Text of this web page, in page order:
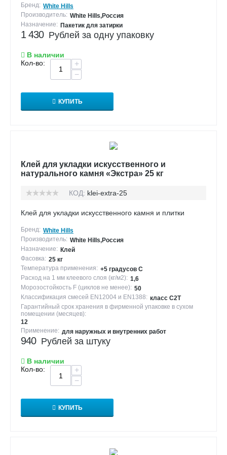
бесплатную консультацию! Наш телефон в Санкт-
Петербурге: +7 (812) 980 - 47 - 47
Подробнее о режиме работы на странице
Применение:
отделки, Для
внутренней отделки,
Для внутренних работ,
Для зоны барбекю, Для
ландшафтного дизайна,
Для наружных работ,
Для отделки стен в
улицы, Для фасада,
Для фундамента,
Габариты
Вес (кг/кв.м): 46,8
Длина(см): 51-52,5
Высота (см):
Толщина (см):
Угловые элементы
Вес (кг/пог.м): 22,3
Вес паллеты с
продукцией (кг):
889,2
Высота (см): 4
Длина (см):
коробок на
24
Бренд: White Hills
Производитель: White Hills,Россия
Назначение: Пакетик для затирки
1 430 Рублей за одну упаковку
В наличии
Кол-во:
+
−
КУПИТЬ
Клей для укладки искусственного и
натурального камня «Экстра» 25 кг
КОД: klei-extra-25
Клей для укладки искусственного камня и плитки
Бренд: White Hills
Производитель: White Hills,Россия
Назначение: Клей
Фасовка: 25 кг
Температура применения: +5 градусов С
Расход на 1 мм клеевого слоя (кг/м2): 1,6
Морозостойкость F (циклов не менее): 50
Классификация смесей EN12004 и EN1388: класс С2Т
Гарантийный срок хранения в фирменной упаковке в сухом
помещении (месяцев):
12
Применение: для наружных и внутренних работ
940 Рублей за штуку
В наличии
Кол-во:
+
−
КУПИТЬ